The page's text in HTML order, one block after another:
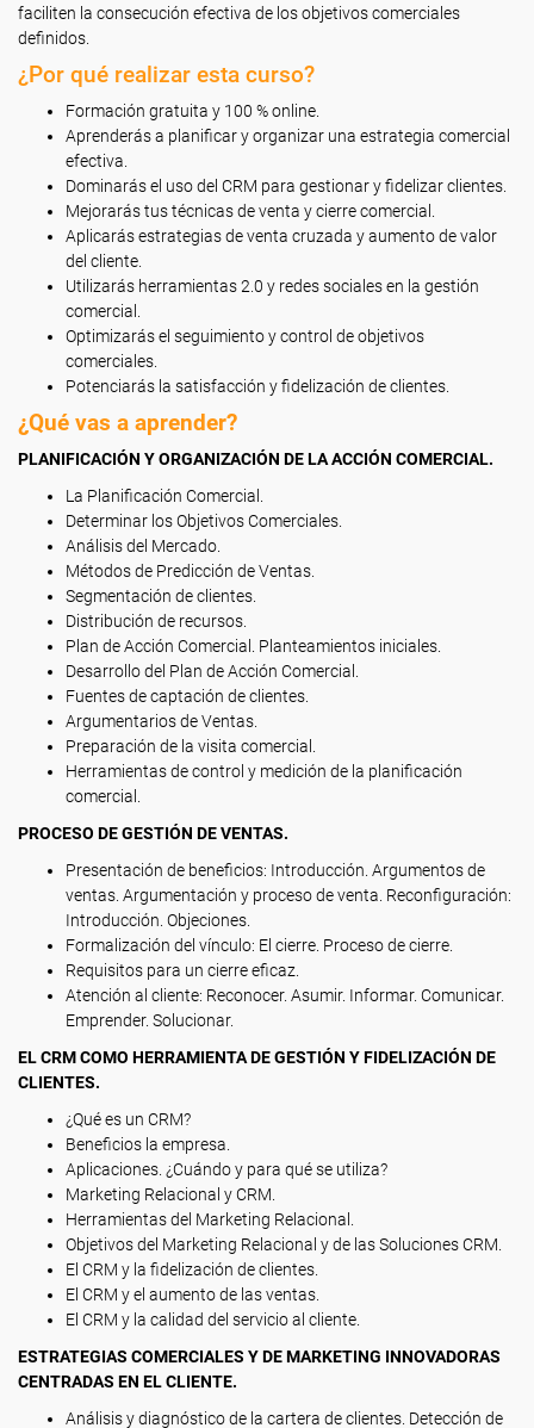
faciliten la consecución efectiva de los objetivos comerciales
definidos.
¿Por qué realizar esta curso?
Formación gratuita y 100 % online.
Aprenderás a planificar y organizar una estrategia comercial
efectiva.
Dominarás el uso del CRM para gestionar y fidelizar clientes.
Mejorarás tus técnicas de venta y cierre comercial.
Aplicarás estrategias de venta cruzada y aumento de valor
del cliente.
Utilizarás herramientas 2.0 y redes sociales en la gestión
comercial.
Optimizarás el seguimiento y control de objetivos
comerciales.
Potenciarás la satisfacción y fidelización de clientes.
¿Qué vas a aprender?
PLANIFICACIÓN Y ORGANIZACIÓN DE LA ACCIÓN COMERCIAL.
La Planificación Comercial.
Determinar los Objetivos Comerciales.
Análisis del Mercado.
Métodos de Predicción de Ventas.
Segmentación de clientes.
Distribución de recursos.
Plan de Acción Comercial. Planteamientos iniciales.
Desarrollo del Plan de Acción Comercial.
Fuentes de captación de clientes.
Argumentarios de Ventas.
Preparación de la visita comercial.
Herramientas de control y medición de la planificación
comercial.
PROCESO DE GESTIÓN DE VENTAS.
Presentación de beneficios: Introducción. Argumentos de
ventas. Argumentación y proceso de venta. Reconfiguración:
Introducción. Objeciones.
Formalización del vínculo: El cierre. Proceso de cierre.
Requisitos para un cierre eficaz.
Atención al cliente: Reconocer. Asumir. Informar. Comunicar.
Emprender. Solucionar.
EL CRM COMO HERRAMIENTA DE GESTIÓN Y FIDELIZACIÓN DE
CLIENTES.
¿Qué es un CRM?
Beneficios la empresa.
Aplicaciones. ¿Cuándo y para qué se utiliza?
Marketing Relacional y CRM.
Herramientas del Marketing Relacional.
Objetivos del Marketing Relacional y de las Soluciones CRM.
El CRM y la fidelización de clientes.
El CRM y el aumento de las ventas.
El CRM y la calidad del servicio al cliente.
ESTRATEGIAS COMERCIALES Y DE MARKETING INNOVADORAS
CENTRADAS EN EL CLIENTE.
Análisis y diagnóstico de la cartera de clientes. Detección de